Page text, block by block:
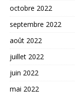
octobre 2022
septembre 2022
août 2022
juillet 2022
juin 2022
mai 2022